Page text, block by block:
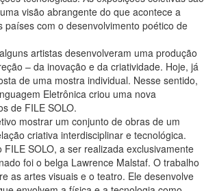
visão abrangente do que acontece a
com o desenvolvimento poético de
artistas desenvolveram uma produção
– da inovação e da criatividade. Hoje, já
de uma mostra individual. Nesse sentido,
Eletrônica criou uma nova
de FILE SOLO.
mostrar um conjunto de obras de um
criativa interdisciplinar e tecnológica.
SOLO, a ser realizada exclusivamente
foi o belga Lawrence Malstaf. O trabalho
as artes visuais e o teatro. Ele desenvolve